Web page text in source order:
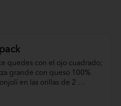
quedes con el ojo cuadrado;
grande con queso 100%
en las orillas de 2